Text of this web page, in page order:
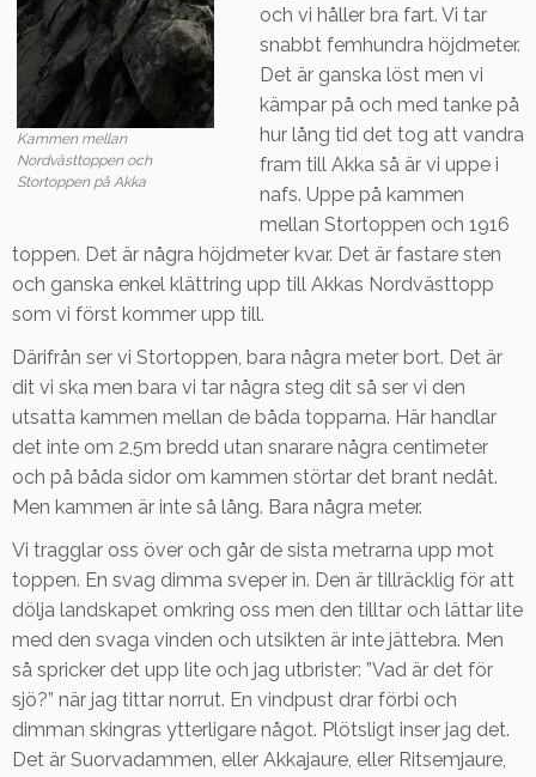
Kammen mellan
Nordvästtoppen och
Stortoppen på Akka
och vi håller bra fart. Vi tar
snabbt femhundra höjdmeter.
Det är ganska löst men vi
kämpar på och med tanke på
hur lång tid det tog att vandra
fram till Akka så är vi uppe i
nafs. Uppe på kammen
mellan Stortoppen och 1916
toppen. Det är några höjdmeter kvar. Det är fastare sten
och ganska enkel klättring upp till Akkas Nordvästtopp
som vi först kommer upp till.
Därifrån ser vi Stortoppen, bara några meter bort. Det är
dit vi ska men bara vi tar några steg dit så ser vi den
utsatta kammen mellan de båda topparna. Här handlar
det inte om 2,5m bredd utan snarare några centimeter
och på båda sidor om kammen störtar det brant nedåt.
Men kammen är inte så lång. Bara några meter.
Vi tragglar oss över och går de sista metrarna upp mot
toppen. En svag dimma sveper in. Den är tillräcklig för att
dölja landskapet omkring oss men den tilltar och lättar lite
med den svaga vinden och utsikten är inte jättebra. Men
så spricker det upp lite och jag utbrister: ”Vad är det för
sjö?” när jag tittar norrut. En vindpust drar förbi och
dimman skingras ytterligare något. Plötsligt inser jag det.
Det är Suorvadammen, eller Akkajaure, eller Ritsemjaure,